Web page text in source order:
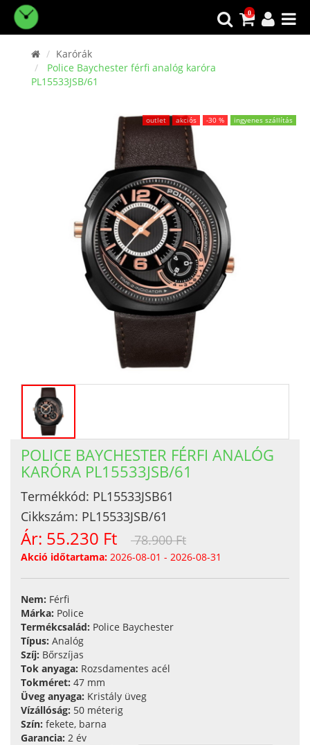
0
Karórák
Police Baychester férfi analóg karóra
PL15533JSB/61
outlet akciós -30 % ingyenes szállítás
POLICE BAYCHESTER FÉRFI ANALÓG
KARÓRA PL15533JSB/61
Termékkód: PL15533JSB61
Cikkszám: PL15533JSB/61
Ár: 55.230 Ft 78.900 Ft
Akció időtartama: 2026-08-01 - 2026-08-31
Nem: Férfi
Márka: Police
Termékcsalád: Police Baychester
Típus: Analóg
Szíj: Bőrszíjas
Tok anyaga: Rozsdamentes acél
Tokméret: 47 mm
Üveg anyaga: Kristály üveg
Vízállóság: 50 méterig
Szín: fekete, barna
Garancia: 2 év